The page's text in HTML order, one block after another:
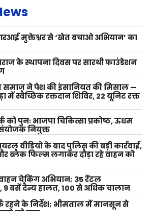
मुक्तेश्वर से ‘खेत बचाओ अभियान’ का
के स्थापना दिवस पर सारथी फाउंडेशन
समाज ने पेश की इंसानियत की मिसाल —
में स्वैच्छिक रक्तदान शिविर, 22 यूनिट रक्त
को पुनः भाजपा चिकित्सा प्रकोष्ठ, ऊधम
नियुक्त
वीडियो के बाद पुलिस की बड़ी कार्रवाई,
ब्लैक फिल्म लगाकर दौड़ा रहे वाहन को
चेकिंग अभियान; 35 रेंटल
9 बसें दैन्य हालत, 100 से अधिक चालान
रहने के निर्देश; भीमताल में मानसून से